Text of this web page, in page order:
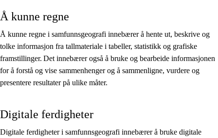
Å kunne regne
Å kunne regne i samfunnsgeografi innebærer å hente ut, beskrive og
tolke informasjon fra tallmateriale i tabeller, statistikk og grafiske
framstillinger. Det innebærer også å bruke og bearbeide informasjonen
for å forstå og vise sammenhenger og å sammenligne, vurdere og
presentere resultater på ulike måter.
Digitale ferdigheter
Digitale ferdigheter i samfunnsgeografi innebærer å bruke digitale